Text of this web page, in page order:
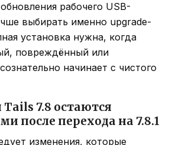
рабочего USB-
выбирать именно upgrade-
установка нужна, когда
повреждённый или
начинает с чистого
7.8 остаются
после перехода на 7.8.1
изменения, которые